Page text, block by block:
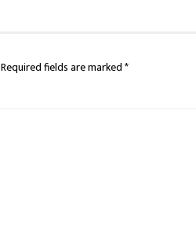
Required fields are marked*